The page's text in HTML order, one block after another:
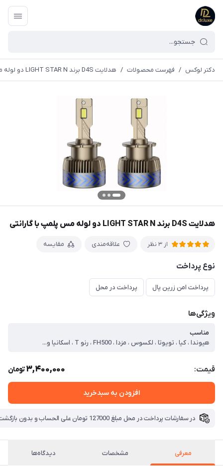
دکتر لوکس / فهرست محصولات / هدلایت D4S برند LIGHT STAR N دو لوله مس پلمپ با گارانتی
هدلایت D4S برند LIGHT STAR N دو لوله مس پلمپ با گارانتی
از 3 نظر علاقه‌مندی مقایسه
نوع پرداخت
پرداخت امن زرین پال پرداخت در محل
ویژگی‌ها
مناسب
هیوندا ، کیا ، تویوتا ، لکسوس ، مزدا ، FH500 ، رنو T ، اسکانیا و...
قیمت: 3,400,000تومان
افزودن به سبدخرید
در سفارشات پرداخت در محل مبلغ 127000 تومان علی الحساب و بدون بازگشت بابت هزینه ارسال دریافت میگردد
معرفی مشخصات دیدگاه‌ها